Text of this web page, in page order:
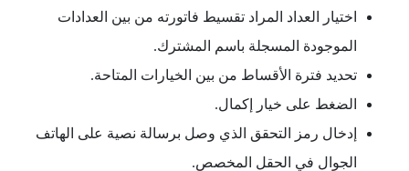
اختيار العداد المراد تقسيط فاتورته من بين العدادات
الموجودة المسجلة باسم المشترك.
تحديد فترة الأقساط من بين الخيارات المتاحة.
الضغط على خيار إكمال.
إدخال رمز التحقق الذي وصل برسالة نصية على الهاتف
الجوال في الحقل المخصص.